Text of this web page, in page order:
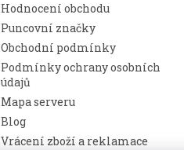
Hodnocení obchodu
Puncovní značky
Obchodní podmínky
Podmínky ochrany osobních
údajů
Mapa serveru
Blog
Vrácení zboží a reklamace